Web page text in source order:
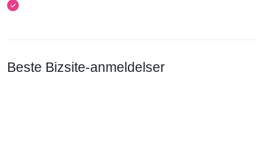
Beste Bizsite-anmeldelser